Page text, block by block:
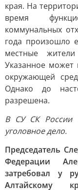
края. На
время
коммунальных
года произошло
местные
Указанное может
окружающей
Однако до
разрешена.
В СУ СК России
уголовное дело.
Председатель
Федерации
затребовал у
Алтайскому